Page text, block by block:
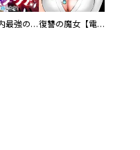
ゲーム内最強の『裏ボス』に転生したので、主人公の代わりに最速クリアを目指します！【電子単行本版】 復讐の魔女【電子単行本版】